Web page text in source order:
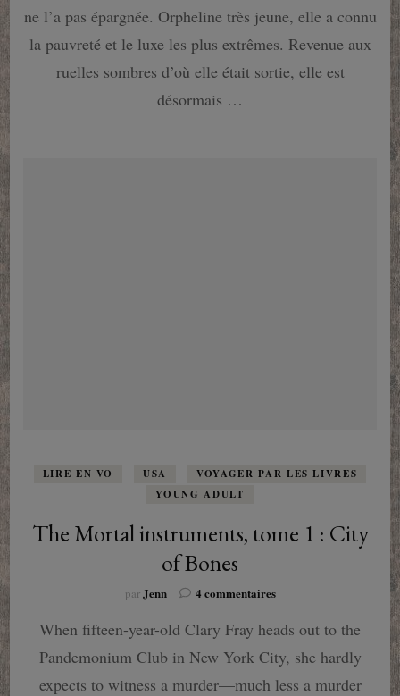
Voleuse
ne l’a pas épargnée. Orpheline très jeune, elle a connu
la pauvreté et le luxe les plus extrêmes. Revenue aux
ruelles sombres d’où elle était sortie, elle est
désormais …
LIRE EN VO USA
VOYAGER PAR LES LIVRES
YOUNG ADULT
The Mortal instruments, tome 1 : City
of Bones
parJenn 4 commentairessur
Mortal
tome
1
When fifteen-year-old Clary Fray heads out to the
Pandemonium Club in New York City, she hardly
expects to witness a murder—much less a murder